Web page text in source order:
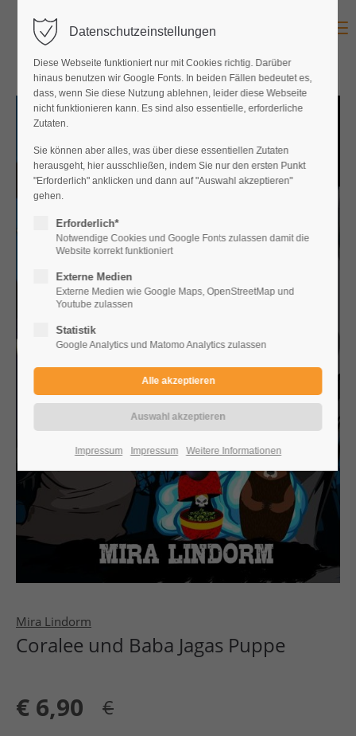
Mira Lindorm
Coralee und Baba Jagas Puppe
€ 6,90 €
Datenschutzeinstellungen
Diese Webseite funktioniert nur mit Cookies richtig. Darüber
hinaus benutzen wir Google Fonts. In beiden Fällen bedeutet es,
dass, wenn Sie diese Nutzung ablehnen, leider diese Webseite
nicht funktionieren kann. Es sind also essentielle, erforderliche
Zutaten.
Sie können aber alles, was über diese essentiellen Zutaten
herausgeht, hier ausschließen, indem Sie nur den ersten Punkt
"Erforderlich" anklicken und dann auf "Auswahl akzeptieren"
gehen.
Erforderlich*
Notwendige Cookies und Google Fonts zulassen damit die
Website korrekt funktioniert
Externe Medien
Externe Medien wie Google Maps, OpenStreetMap und
Youtube zulassen
Statistik
Google Analytics und Matomo Analytics zulassen
Impressum Impressum Weitere Informationen